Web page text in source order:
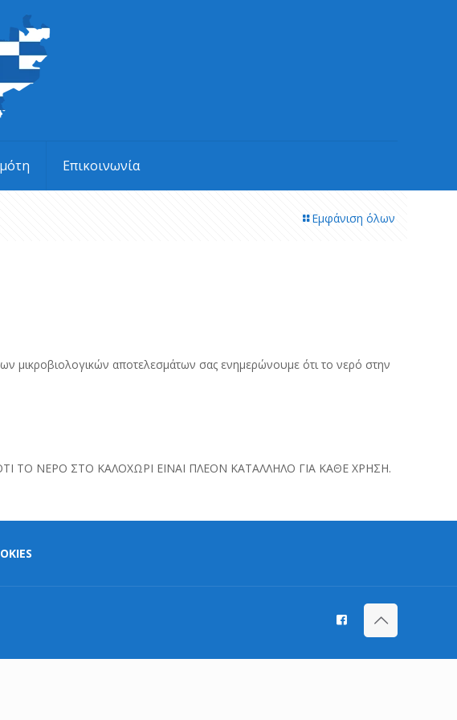
Επικοινωνία
Εμφάνιση όλων
μικροβιολογικών αποτελεσμάτων σας ενημερώνουμε ότι το νερό στην
ΝΕΡΟ ΣΤΟ ΚΑΛΟΧΩΡΙ ΕΙΝΑΙ ΠΛΕΟΝ ΚΑΤΑΛΛΗΛΟ ΓΙΑ ΚΑΘΕ ΧΡΗΣΗ.